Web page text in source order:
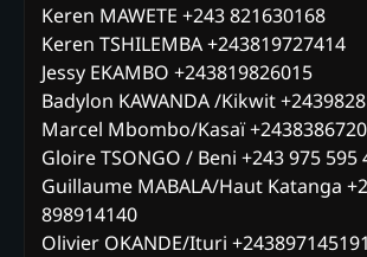
Keren MAWETE +243 821630168
Keren TSHILEMBA +243819727414
Jessy EKAMBO +243819826015
Badylon KAWANDA /Kikwit
Marcel Mbombo/Kasaï
Gloire TSONGO / Beni +243 975 595
Guillaume MABALA/Haut Katanga
898914140
Olivier OKANDE/Ituri +243897145191